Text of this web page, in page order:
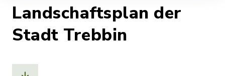
Landschaftsplan der
Stadt Trebbin